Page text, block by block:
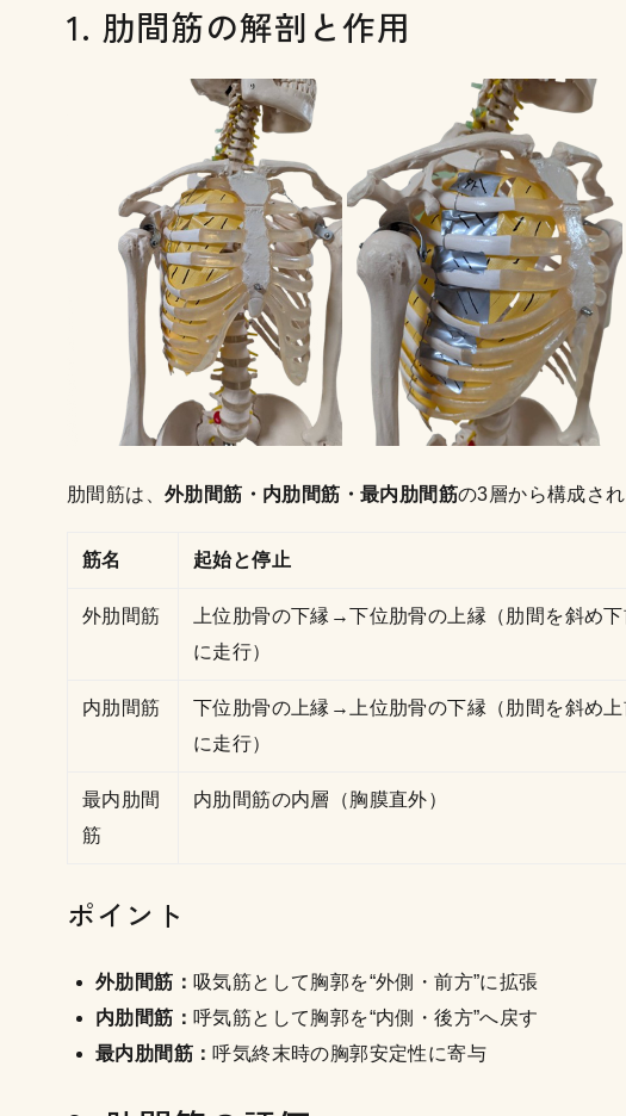
1. 肋間筋の解剖と作用
肋間筋は、 外肋間筋・内肋間筋・最内肋間筋の3層から構成さ
筋名 起始と停止
外肋間筋
上位肋骨の下縁→下位肋骨の上縁（肋間を斜め
に走行）
内肋間筋
下位肋骨の上縁→上位肋骨の下縁（肋間を斜め上
に走行）
最内肋間
筋
内肋間筋の内層（胸膜直外）
ポイント
外肋間筋： 吸気筋として胸郭を“外側・前方”に拡張
内肋間筋： 呼気筋として胸郭を“内側・後方”へ戻す
最内肋間筋： 呼気終末時の胸郭安定性に寄与